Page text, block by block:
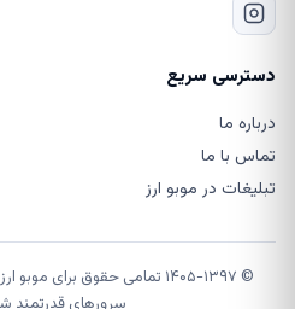
دسترسی سریع
درباره ما
تماس با ما
تبلیغات در موبو ارز
© ۱۴۰۵-۱۳۹۷ تمامی حقوق
سرورهای قدرتمند